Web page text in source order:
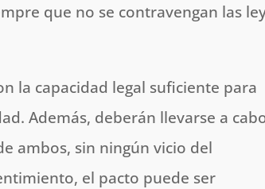
que no se contravengan las
la capacidad legal suficiente para
Además, deberán llevarse a
ambos, sin ningún vicio del
el pacto puede ser